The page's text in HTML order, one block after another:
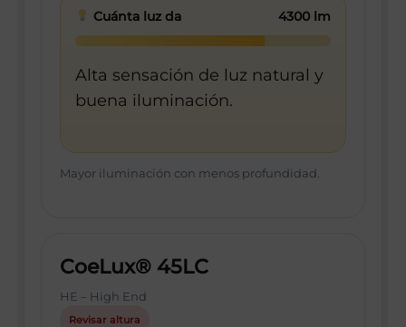
Cuánta luz da 4300 lm
Alta sensación de luz natural y
buena iluminación.
Mayor iluminación con menos profundidad.
CoeLux® 45LC
HE – High End
Revisar altura